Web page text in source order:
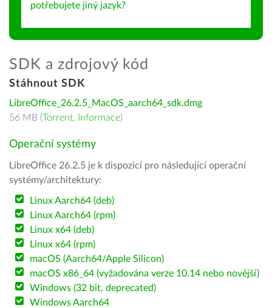
potřebujete jiný jazyk?
SDK a zdrojový kód
Stáhnout SDK
LibreOffice_26.2.5_MacOS_aarch64_sdk.dmg
56 MB (Torrent, Informace)
Operační systémy
LibreOffice 26.2.5 je k dispozici pro následující operační
systémy/architektury:
Linux Aarch64 (deb)
Linux Aarch64 (rpm)
Linux x64 (deb)
Linux x64 (rpm)
macOS (Aarch64/Apple Silicon)
macOS x86_64 (vyžadována verze 10.14 nebo novější)
Windows (32 bit, deprecated)
Windows Aarch64